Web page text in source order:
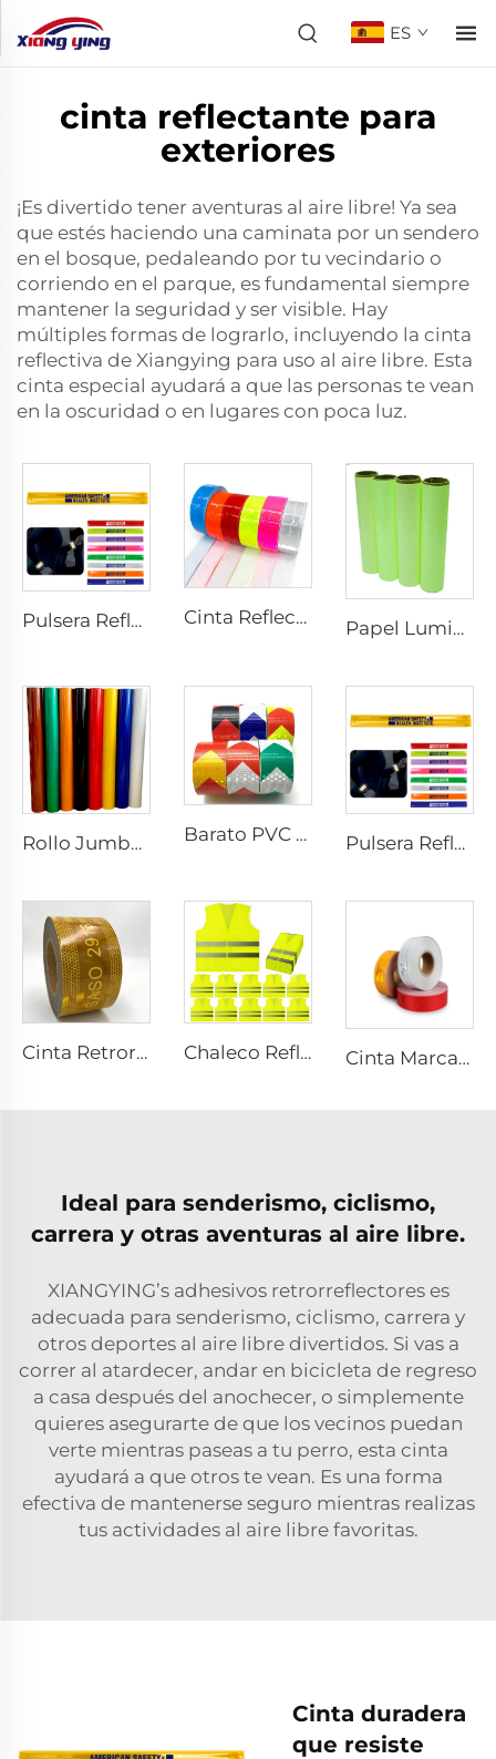
ES
cinta reflectante para
exteriores
¡Es divertido tener aventuras al aire libre! Ya sea
que estés haciendo una caminata por un sendero
en el bosque, pedaleando por tu vecindario o
corriendo en el parque, es fundamental siempre
mantener la seguridad y ser visible. Hay
múltiples formas de lograrlo, incluyendo la cinta
reflectiva de Xiangying para uso al aire libre. Esta
cinta especial ayudará a que las personas te vean
en la oscuridad o en lugares con poca luz.
Pulsera Reflectante de PVC con Cierre de Presión, Pulsera para Actividades al Aire Libre Cinta Reflectante de PVC con Diseño Cuadros, Tela Reflectante para Chaquetas, Prendas, Chalecos y Bolsos
Papel Luminiscente Adhesivo, Papel Autoluminiscente Adhesivo, Adhesivo Vinílico Fotoluminiscente para Decoración
Rollo Jumbo de Vinilo Reflectante 3200, Película de Lámina Reflectante para Placas de Vehículos Barato PVC Adhesivos Prismáticos con Flechas Retroreflectantes, Cinta Reflectante para Camión Pulsera Reflectante de PVC con Cierre de Presión, Pulsera para Actividades al Aire Libre
Cinta Retroreflectante SASO 2913 Amarilla para Camión y Remolque Chaleco Reflectante de Seguridad Personalizado con Logotipo, Ropa de Seguridad con Cremallera Reflectante para Construcción Cinta Marcadora Retroreflectante CE 104R para Camión, Fabricada en Fábrica
Ideal para senderismo, ciclismo,
carrera y otras aventuras al aire libre.
XIANGYING’s adhesivos retrorreflectores es
adecuada para senderismo, ciclismo, carrera y
otros deportes al aire libre divertidos. Si vas a
correr al atardecer, andar en bicicleta de regreso
a casa después del anochecer, o simplemente
quieres asegurarte de que los vecinos puedan
verte mientras paseas a tu perro, esta cinta
ayudará a que otros te vean. Es una forma
efectiva de mantenerse seguro mientras realizas
tus actividades al aire libre favoritas.
Cinta duradera
que resiste